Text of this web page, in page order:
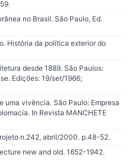
no Brasil. São Paulo, Ed.
História da política exterior do
desde 1889. São Paulos:
Edições: 19/set/1966;
uma vivência. São Paulo: Empresa
In Revista MANCHETE
n.242, abril/2000. p.48-52.
new and old. 1652-1942.